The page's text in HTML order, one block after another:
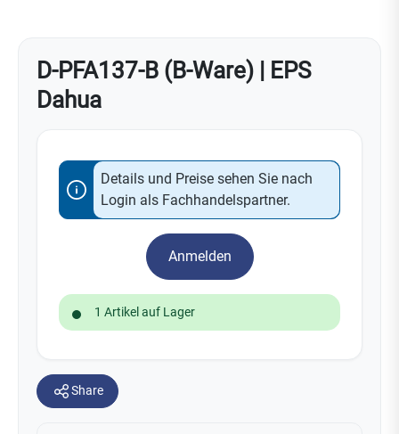
D-PFA137-B (B-Ware) | EPS
Dahua
Details und Preise sehen Sie nach
Login als Fachhandelspartner.
Anmelden
1 Artikel auf Lager
Share